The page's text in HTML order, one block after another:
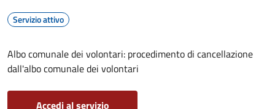
Servizio attivo
Albo comunale dei volontari: procedimento di cancellazione
dall'albo comunale dei volontari
Accedi al servizio